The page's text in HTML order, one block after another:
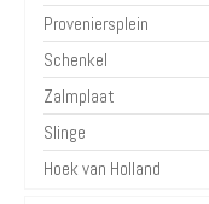
Proveniersplein
Schenkel
Zalmplaat
Slinge
Hoek van Holland